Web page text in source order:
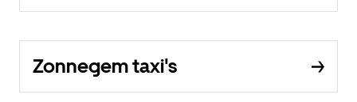
Zonnegem taxi's